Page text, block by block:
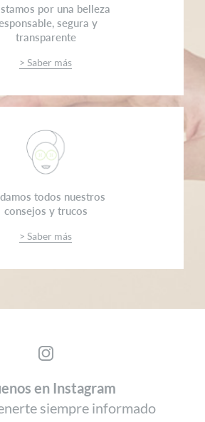
por una belleza
segura y
transparente
> Saber más
todos nuestros
consejos y trucos
> Saber más
en Instagram
siempre informado